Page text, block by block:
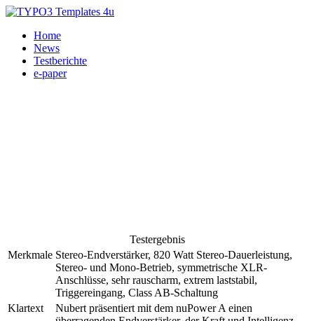
Home
News
Testberichte
e-paper
Testergebnis
Merkmale Stereo-Endverstärker, 820 Watt Stereo-Dauerleistung,
Stereo- und Mono-Betrieb, symmetrische XLR-
Anschlüsse, sehr rauscharm, extrem laststabil,
Triggereingang, Class AB-Schaltung
Klartext
Nubert präsentiert mit dem nuPower A einen